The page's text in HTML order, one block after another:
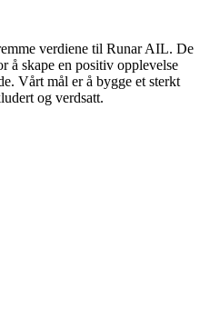
verdiene til Runar AIL. De
å skape en positiv opplevelse
Vårt mål er å bygge et sterkt
og verdsatt.